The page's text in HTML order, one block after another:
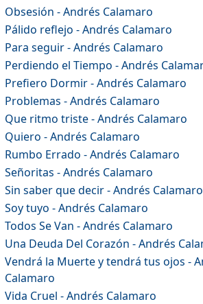
Obsesión - Andrés Calamaro
Pálido reflejo - Andrés Calamaro
Para seguir - Andrés Calamaro
Perdiendo el Tiempo - Andrés
Prefiero Dormir - Andrés Calamaro
Problemas - Andrés Calamaro
Que ritmo triste - Andrés Calamaro
Quiero - Andrés Calamaro
Rumbo Errado - Andrés Calamaro
Señoritas - Andrés Calamaro
Sin saber que decir - Andrés Calamaro
Soy tuyo - Andrés Calamaro
Todos Se Van - Andrés Calamaro
Una Deuda Del Corazón - Andrés
Vendrá la Muerte y tendrá tus ojos -
Calamaro
Vida Cruel - Andrés Calamaro